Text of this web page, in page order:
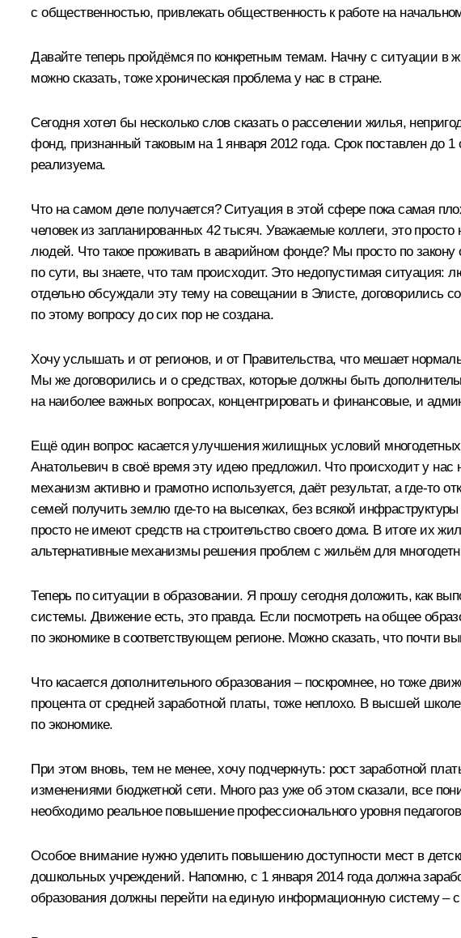
с общественностью, привлекать общественность к работе на
Давайте теперь пройдёмся по конкретным темам. Начну с ситуации
можно сказать, тоже хроническая проблема у нас в стране.
Сегодня хотел бы несколько слов сказать о расселении жилья,
фонд, признанный таковым на 1 января 2012 года. Срок поставлен до
реализуема.
Что на самом деле получается? Ситуация в этой сфере пока самая
человек из запланированных 42 тысяч. Уважаемые коллеги, это
людей. Что такое проживать в аварийном фонде? Мы просто по
по сути, вы знаете, что там происходит. Это недопустимая
отдельно обсуждали эту тему на совещании в Элисте, договорились
по этому вопросу до сих пор не создана.
Хочу услышать и от регионов, и от Правительства, что мешает
Мы же договорились и о средствах, которые должны быть
на наиболее важных вопросах, концентрировать и финансовые, и
Ещё один вопрос касается улучшения жилищных условий
Анатольевич в своё время эту идею предложил. Что происходит у нас
механизм активно и грамотно используется, даёт результат, а
семей получить землю где‑то на выселках, без всякой
просто не имеют средств на строительство своего дома. В итоге их
альтернативные механизмы решения проблем с жильём для
Теперь по ситуации в образовании. Я прошу сегодня доложить, как
системы. Движение есть, это правда. Если посмотреть на общее
по экономике в соответствующем регионе. Можно сказать, что почти
Что касается дополнительного образования – поскромнее, но тоже
процента от средней заработной платы, тоже неплохо. В высшей
по экономике.
При этом вновь, тем не менее, хочу подчеркнуть: рост заработной
изменениями бюджетной сети. Много раз уже об этом сказали, все
необходимо реальное повышение профессионального уровня
Особое внимание нужно уделить повышению доступности мест в
дошкольных учреждений. Напомню, с 1 января 2014 года должна
образования должны перейти на единую информационную систему – с